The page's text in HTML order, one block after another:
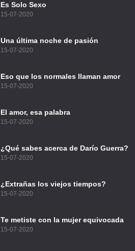
Es Solo Sexo
15-07-2020
Una última noche de pasión
15-07-2020
Eso que los normales llaman amor
15-07-2020
El amor, esa palabra
15-07-2020
¿Qué sabes acerca de Darío Guerra?
15-07-2020
¿Extrañas los viejos tiempos?
15-07-2020
Te metiste con la mujer equivocada
15-07-2020